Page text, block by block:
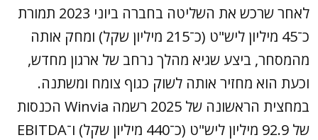
לאחר שרכש את השליטה בחברה ביוני 2023 תמורת
כ־45 מיליון ליש"ט (כ־215 מיליון שקל) ומחק אותה
מהמסחר, ביצע שגיא מהלך נרחב של ארגון מחדש,
וכעת הוא מחזיר אותה לשוק כגוף צומח ומשתנה.
במחצית הראשונה של 2025 רשמה Winvia הכנסות
של 92.9 מיליון ליש"ט (כ־440 מיליון שקל) ו־EBITDA